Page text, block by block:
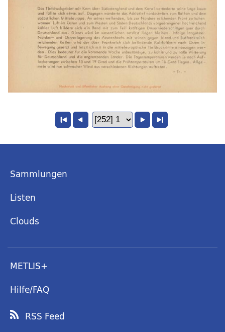
Sammlungen
Listen
Clouds
METLIS+
Hilfe/FAQ
RSS Feed